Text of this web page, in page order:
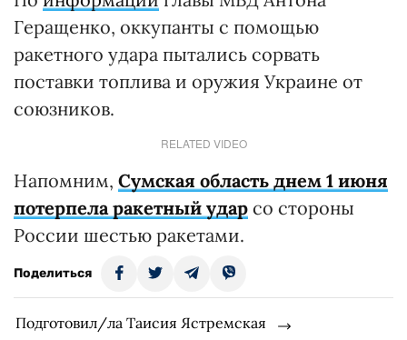
Геращенко, оккупанты с помощью
ракетного удара пытались сорвать
поставки топлива и оружия Украине от
союзников.
RELATED VIDEO
Напомним, Сумская область днем 1 июня
потерпела ракетный удар со стороны
России шестью ракетами.
Поделиться
Подготовил/ла Таисия Ястремская